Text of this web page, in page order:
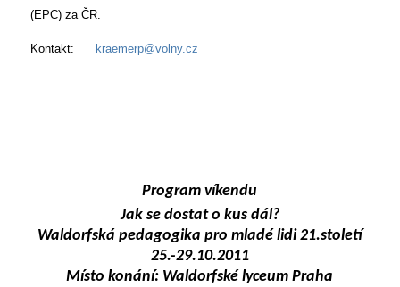
(EPC) za ČR.
Kontakt: kraemerp@volny.cz
Program víkendu
Jak se dostat o kus dál?
Waldorfská pedagogika pro mladé lidi 21.století
25.-29.10.2011
Místo konání: Waldorfské lyceum Praha